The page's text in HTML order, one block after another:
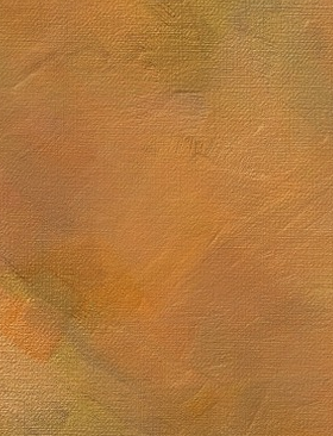
Sol. 19 de septiembre a 2 de noviembre
M8,